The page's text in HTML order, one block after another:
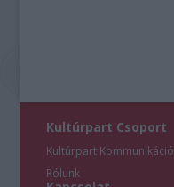
Kultúrpart Csoport
Kultúrpart Kommunikáció
Rólunk